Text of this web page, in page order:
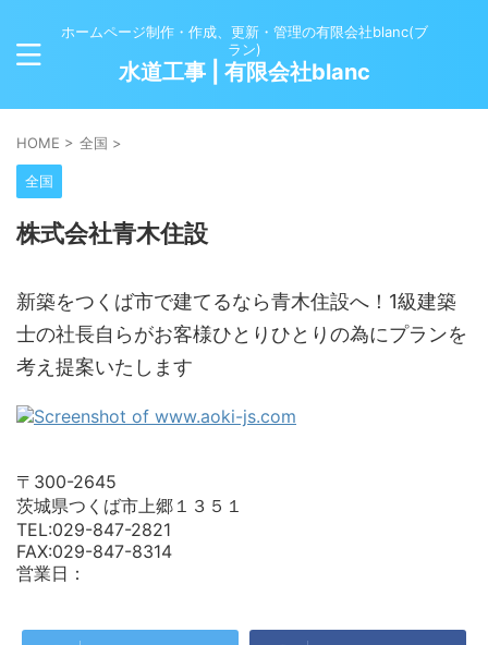
ホームページ制作・作成、更新・管理の有限会社blanc(ブ
ラン)
水道工事 | 有限会社blanc
HOME > 全国 >
全国
株式会社青木住設
新築をつくば市で建てるなら青木住設へ！1級建築
士の社長自らがお客様ひとりひとりの為にプランを
考え提案いたします
〒300-2645
茨城県つくば市上郷１３５１
TEL:029-847-2821
FAX:029-847-8314
営業日：